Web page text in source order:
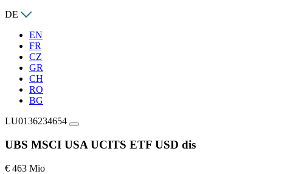
DE
EN
FR
CZ
GR
CH
RO
BG
LU0136234654
UBS MSCI USA UCITS ETF USD dis
€ 463 Mio